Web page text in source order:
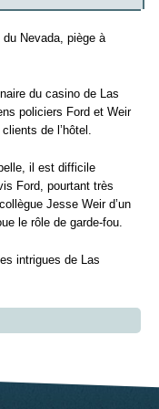
Nevada, piège à
du casino de Las
policiers Ford et Weir
de l’hôtel.
il est difficile
Ford, pourtant très
Jesse Weir d’un
le rôle de garde-fou.
intrigues de Las